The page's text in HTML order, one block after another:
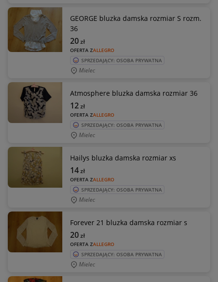
GEORGE bluzka damska rozmiar S rozm.
36
OFERTA ZALLEGRO
20zł
SPRZEDAJĄCY: OSOBA PRYWATNA
Mielec
Atmosphere bluzka damska rozmiar 36
OFERTA ZALLEGRO
12zł
SPRZEDAJĄCY: OSOBA PRYWATNA
Mielec
Hailys bluzka damska rozmiar xs
OFERTA ZALLEGRO
14zł
SPRZEDAJĄCY: OSOBA PRYWATNA
Mielec
Forever 21 bluzka damska rozmiar s
OFERTA ZALLEGRO
20zł
SPRZEDAJĄCY: OSOBA PRYWATNA
Mielec